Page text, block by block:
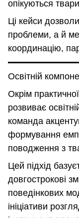
опікуються
Ці кейси
проблеми, а й
координацію,
Освітній
Окрім
розвиває
команда
формування
поводження з
Цей підхід
довгострокові
поведінкових
ініціативи